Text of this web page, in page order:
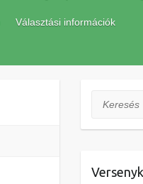
Választási információk
Keresés